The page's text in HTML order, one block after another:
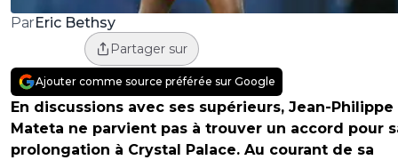
ParEric Bethsy
Partager sur
Ajouter comme source préférée sur Google
En discussions avec ses supérieurs, Jean-Philippe
Mateta ne parvient pas à trouver un accord pour
prolongation à Crystal Palace. Au courant de sa